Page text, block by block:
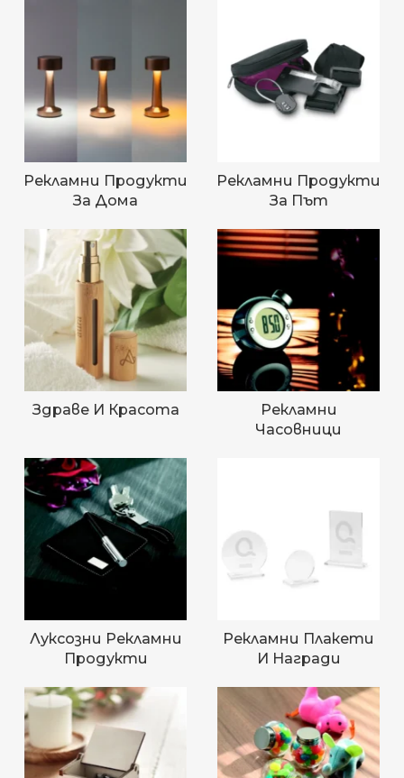
Рекламни Продукти
За Дома
Рекламни Продукти
За Път
Здраве И Красота
Рекламни
Часовници
Луксозни Рекламни
Продукти
Рекламни Плакети
И Награди